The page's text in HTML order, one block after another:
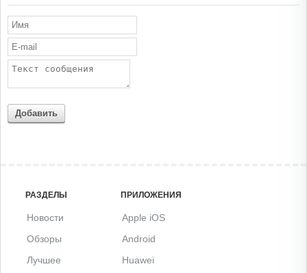
Добавить
РАЗДЕЛЫ
Новости
Обзоры
Лучшее
ПРИЛОЖЕНИЯ
Apple iOS
Android
Huawei